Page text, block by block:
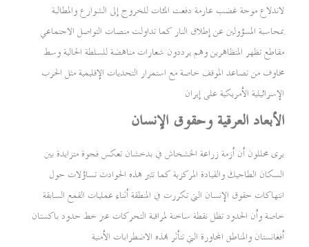
لاندلاع موجة غضب عارمة دفعت المئات للخروج إلى الشوارع والمطالبة
بمحاسبة المسؤولين عن إطلاق النار كما تداولت منصات التواصل الاجتماعي
مقاطع تظهر المتظاهرين وهم يرددون شعارات مناهضة للسلطة الحالية وسط
مخاوف من تصاعد الموقف خاصة مع استمرار التحديات الإقليمية مثل الحرب
الإسرائيلية الأمريكية على إيران
الأبعاد العرقية وحقوق الإنسان
يرى محللون أن أزمة زراعة الخشخاش في بدخشان تعكس فجوة متزايدة بين
السكان الطاجيك والقيادة المركزية كما تثير هذه الحوادث تساؤلات حول
انتهاكات حقوق الإنسان التي تكررت في المنطقة أثناء عمليات القمع السابقة
خاصة وأن الحدود تظل نقطة ساخنة لمراقبة التحركات عبر خط حدود باكستان
أفغانستان والمناطق المجاورة التي تتأثر بهذه الاضطرابات الأمنية